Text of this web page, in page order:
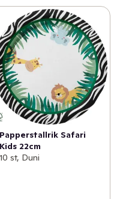
Papperstallrik Safari
Kids 22cm
10 st, Duni